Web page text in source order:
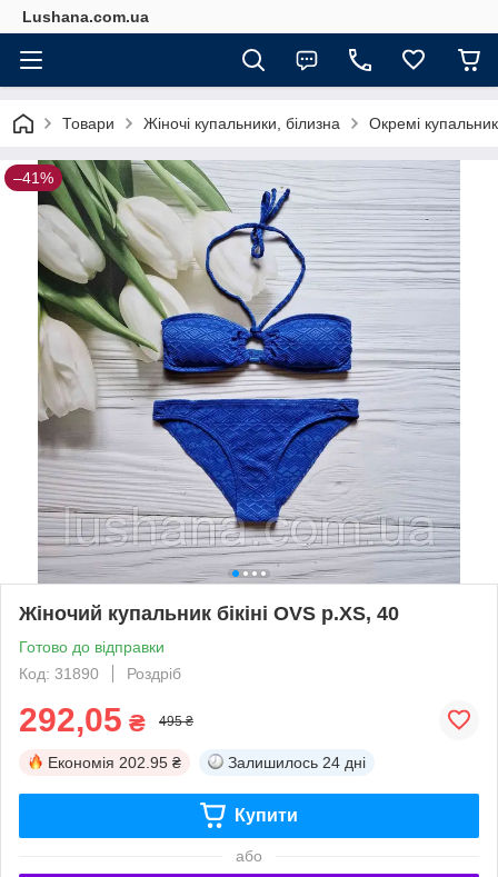
Lushana.com.ua
Товари Жіночі купальники, білизна Окремі
–41%
Жіночий купальник бікіні OVS р.XS, 40
Готово до відправки
Код: 31890
Роздріб
292,05 ₴ 495 ₴
Економія 202.95 ₴ Залишилось 24 дні
Купити
або